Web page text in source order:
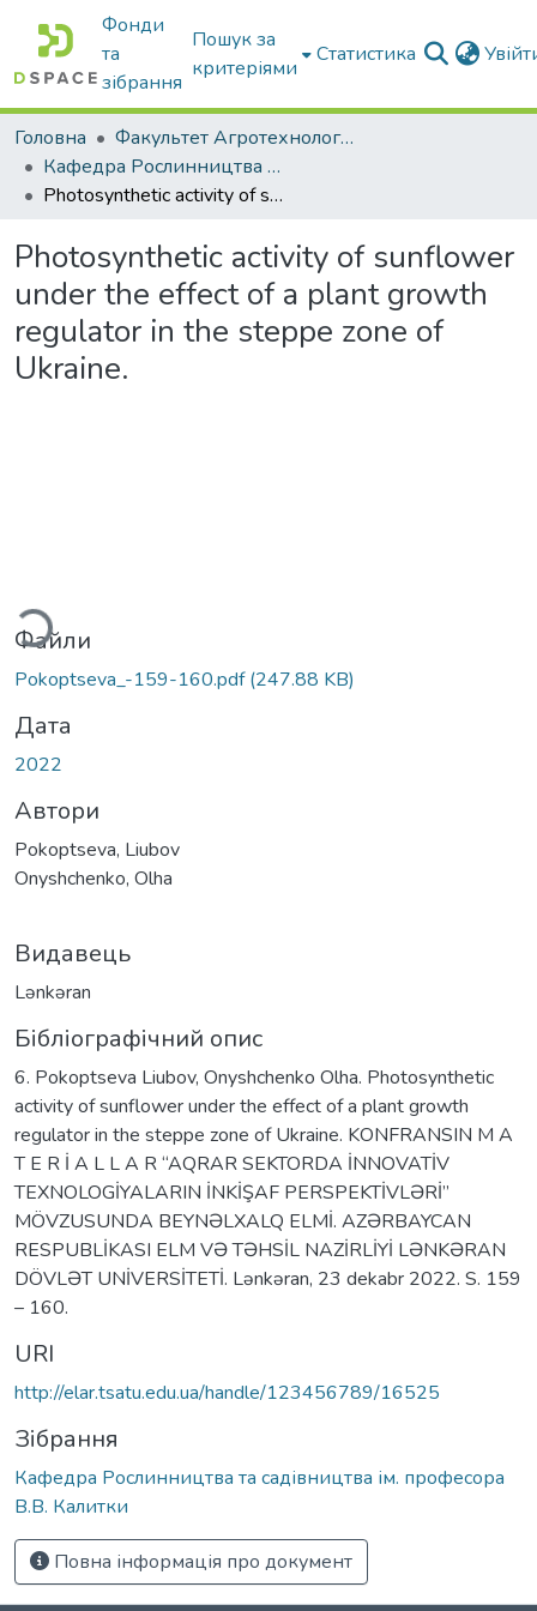
Фонди
та
зібрання
Пошук за
критеріями
Статистика
Головна
Факультет Агротехнологій та екології
Кафедра Рослинництва та садівництва ім. професора В.В. Калитки
Photosynthetic activity of sunflower under the effect of a plant growth regulator in the steppe zone of Ukraine.
Photosynthetic activity of sunflower
under the effect of a plant growth
regulator in the steppe zone of
Ukraine.
Файли
Pokoptseva_-159-160.pdf(247.88 KB)
Дата
2022
Автори
Pokoptseva, Liubov
Onyshchenko, Olha
Видавець
Lənkəran
Бібліографічний опис
6. Pokoptseva Liubov, Onyshchenko Olha. Photosynthetic
activity of sunflower under the effect of a plant growth
regulator in the steppe zone of Ukraine. KONFRANSIN M A
T E R İ A L L A R “AQRAR SEKTORDA İNNOVATİV
TEXNOLOGİYALARIN İNKİŞAF PERSPEKTİVLƏRİ”
MÖVZUSUNDA BEYNƏLXALQ ELMİ. AZƏRBAYCAN
RESPUBLİKASI ELM VƏ TƏHSİL NAZİRLİYİ LƏNKƏRAN
DÖVLƏT UNİVERSİTETİ. Lənkəran, 23 dekabr 2022. S. 159
– 160.
URI
http://elar.tsatu.edu.ua/handle/123456789/16525
Зібрання
Кафедра Рослинництва та садівництва ім. професора
В.В. Калитки
Повна інформація про документ